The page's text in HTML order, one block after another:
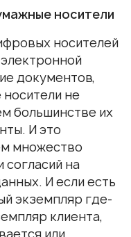
носители
носителей
документов,
не
большинстве их
И это
множество
на
И если есть
экземпляр где-
клиента,